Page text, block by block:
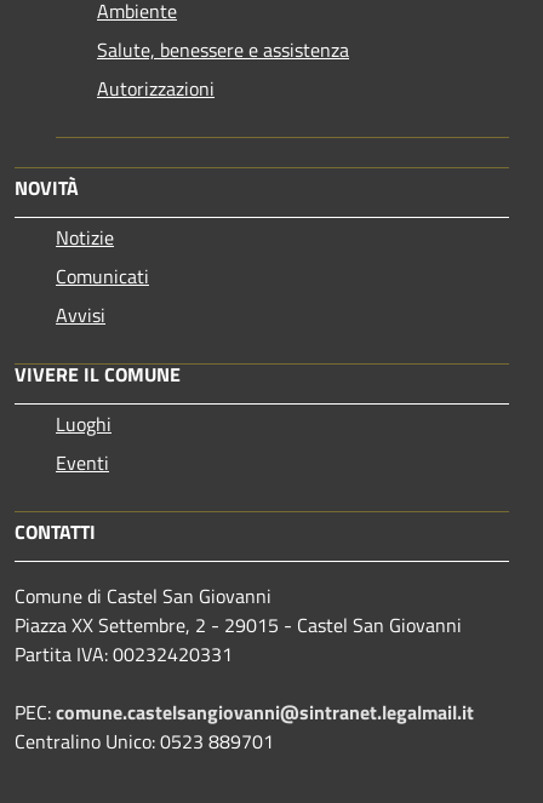
Ambiente
Salute, benessere e assistenza
Autorizzazioni
NOVITÀ
Notizie
Comunicati
Avvisi
VIVERE IL COMUNE
Luoghi
Eventi
CONTATTI
Comune di Castel San Giovanni
Piazza XX Settembre, 2 - 29015 - Castel San Giovanni
Partita IVA: 00232420331
PEC:comune.castelsangiovanni@sintranet.legalmail.it
Centralino Unico: 0523 889701